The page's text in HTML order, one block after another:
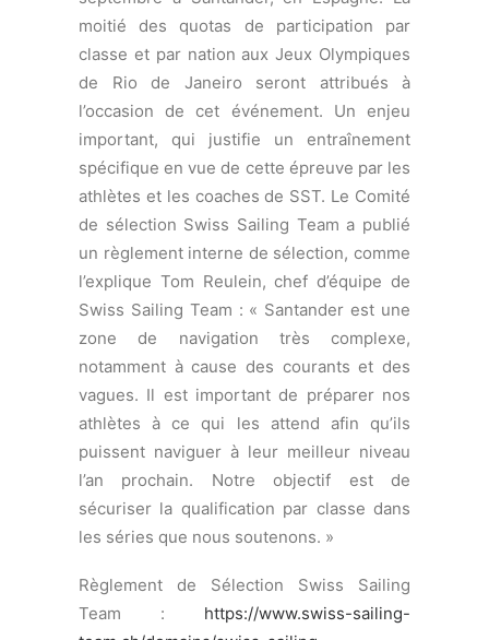
Team : https://www.swiss-sailing-
team.ch/domains/swiss-sailing-
team_ch/data/free_docs/
Santander 2014 Test Event
:
https://www.swiss-sailing-
team.ch/site/index.cfm?
id_art=21597&actMenuItemID=12252&vsprache/FR
© www.arup.com
APERÇU DES
MEILLEURS
RÉSULTATS
SWISS SAILING
TEAM